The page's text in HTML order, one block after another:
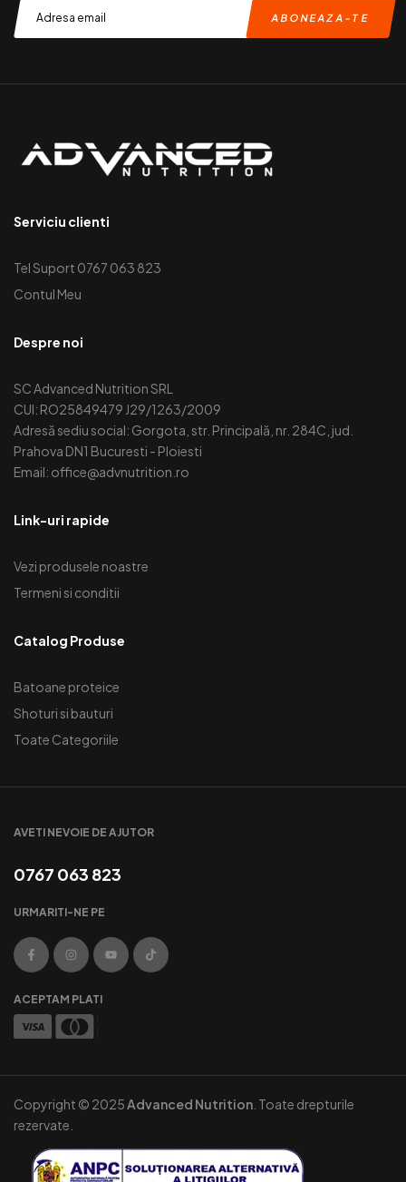
Serviciu clienti
Tel Suport 0767 063 823
Contul Meu
Despre noi
SC Advanced Nutrition SRL
CUI: RO25849479 J29/1263/2009
Adresă sediu social: Gorgota, str. Principală, nr. 284C, jud.
Prahova DN1 Bucuresti - Ploiesti
Email: office@advnutrition.ro
Link-uri rapide
Vezi produsele noastre
Termeni si conditii
Catalog Produse
Batoane proteice
Shoturi si bauturi
Toate Categoriile
AVETI NEVOIE DE AJUTOR
0767 063 823
URMARITI-NE PE
ACEPTAM PLATI
Copyright © 2025Advanced Nutrition . Toate drepturile
rezervate.